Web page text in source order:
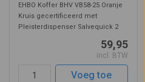
EHBO Koffer BHV VB58-25 Oranje
Kruis gecertificeerd met
Pleisterdispenser Salvequick 2
59,95
incl. BTW
Voeg toe